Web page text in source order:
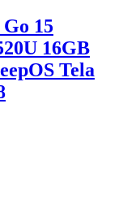
15
16GB
Tela